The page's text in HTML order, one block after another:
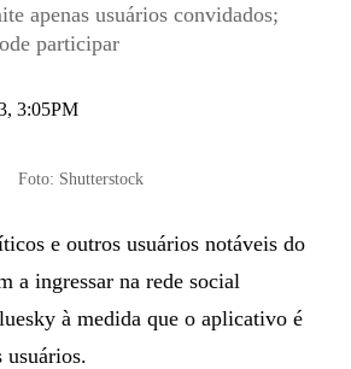
apenas usuários convidados;
participar
3:05PM
Foto: Shutterstock
e outros usuários notáveis ​​do
a ingressar na rede social
à medida que o aplicativo é
usuários.